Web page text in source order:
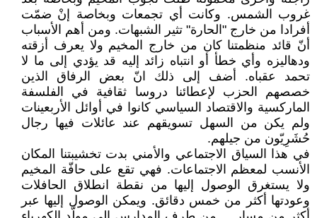
غروب الشمس. وكانت أي تجمعات وبخاصة إنْ ضمّت
أفرادا من خارج "الحارة" تثير الشبهات. ومن أهم الأسباب
أنّ قائد منظمتنا كان من خارج المخيم ولا يعرف أزقته
ودهاليزه وأي خطأ أو انتباه زائد إليه قد يؤدي إلى ما لا
تحمد عقباه. أضف إلى ذلك انّ بعض الرفاق الذين
خصصهم الحزب لإعطائنا دروسا ثقافية في الفلسفة
الماركسية والاقتصاد السياسي كانوا في أوائل الأربعينات
ولم يكن من السهل تسويقهم عند عائلات فيها رجال
حُشَرِيّون من جيلهم.
في هذا السياق الاجتماعي والأمني بدت تخشيبتنا المكان
الأنسب لمعظم الاجتماعات. فهي تقع على حافّة المخيم
ولا يستغرق الوصول إليها من نقطة انطلاق الحافلات
وعودتها أكثر من خمس دقائق. ويمكن الوصول إليها عبر